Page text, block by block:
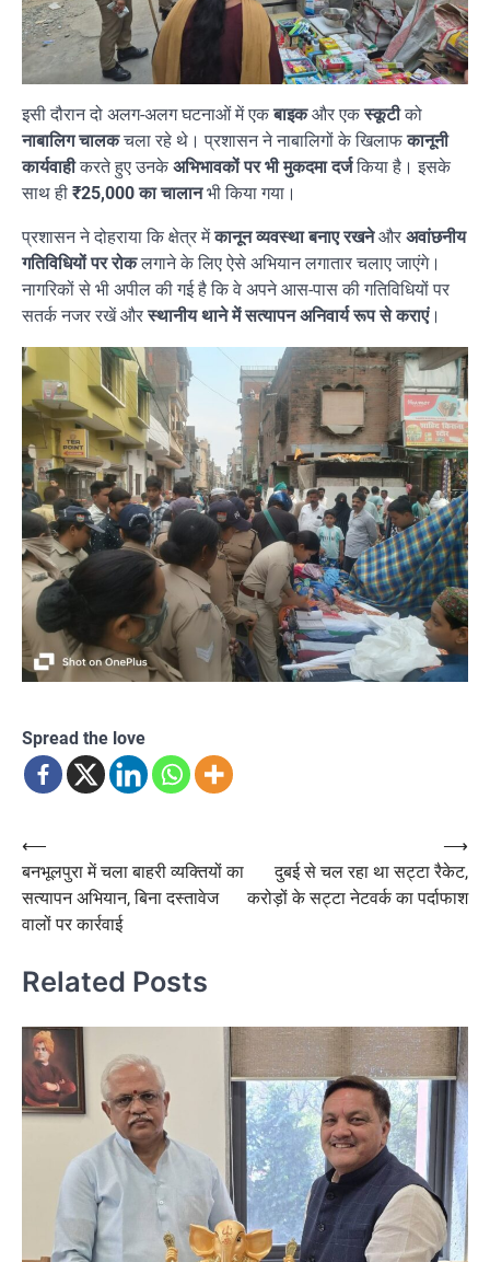
इसी दौरान दो अलग-अलग घटनाओं में एकबाइकऔर एकस्कूटीको
नाबालिग चालकचला रहे थे। प्रशासन ने नाबालिगों के खिलाफकानूनी
कार्यवाहीकरते हुए उनके अभिभावकों पर भी मुकदमा दर्जकिया है। इसके
साथ ही ₹25,000 का चालानभी किया गया।
प्रशासन ने दोहराया कि क्षेत्र मेंकानून व्यवस्था बनाए रखनेऔर अवांछनीय
गतिविधियों पर रोकलगाने के लिए ऐसे अभियान लगातार चलाए जाएंगे।
नागरिकों से भी अपील की गई है कि वे अपने आस-पास की गतिविधियों पर
सतर्क नजर रखें औरस्थानीय थाने में सत्यापन अनिवार्य रूप से कराएं।
Spread the love
Post
navigation
⟵
बनभूलपुरा में चला बाहरी व्यक्तियों का
सत्यापन अभियान, बिना दस्तावेज
वालों पर कार्रवाई
दुबई से चल रहा था सट्टा रैकेट,
करोड़ों के सट्टा नेटवर्क का पर्दाफाश
⟶
Related Posts